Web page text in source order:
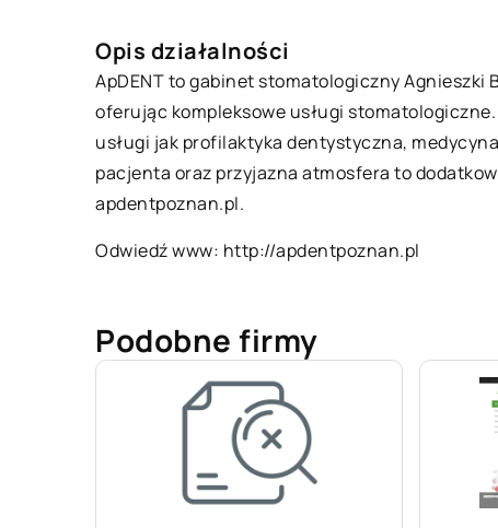
Opis działalności
ApDENT to gabinet stomatologiczny
oferując kompleksowe usługi
usługi jak profilaktyka dentystyczna,
pacjenta oraz przyjazna atmosfera to
apdentpoznan.pl.
Odwiedź www: http://apdentpoznan.pl
Podobne firmy